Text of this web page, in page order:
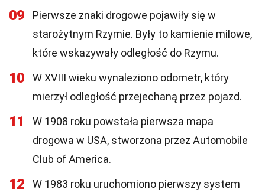
09
Pierwsze znaki drogowe pojawiły się w
starożytnym Rzymie. Były to kamienie milowe,
które wskazywały odległość do Rzymu.
10
W XVIII wieku wynaleziono odometr, który
mierzył odległość przejechaną przez pojazd.
11
W 1908 roku powstała pierwsza mapa
drogowa w USA, stworzona przez Automobile
Club of America.
12
W 1983 roku uruchomiono pierwszy system